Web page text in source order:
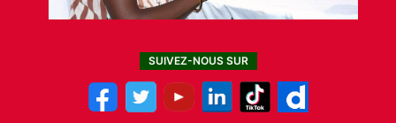
SUIVEZ-NOUS SUR